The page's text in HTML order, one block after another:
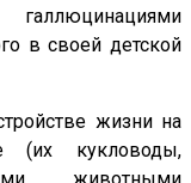
в своей детской
жизни на
кукловоды,